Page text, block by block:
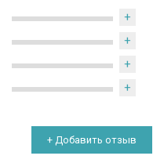
+
+
+
+
+ Добавить отзыв